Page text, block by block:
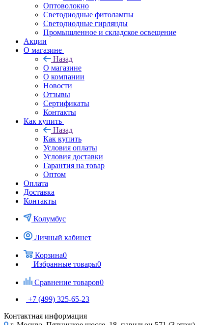
Оптоволокно
Светодиодные фитолампы
Светодиодные гирлянды
Промышленное и складское освещение
Акции
О магазине
Назад
О магазине
О компании
Новости
Отзывы
Сертификаты
Контакты
Как купить
Назад
Как купить
Условия оплаты
Условия доставки
Гарантия на товар
Оптом
Оплата
Доставка
Контакты
Колумбус
Личный кабинет
Корзина0
Избранные товары0
Сравнение товаров0
+7 (499) 325-65-23
Контактная информация